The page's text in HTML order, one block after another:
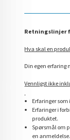
Retningslinjer
Hva skal en
Din egen erfaring
Vennligst ikke
Erfaringer
Erfaringer i
produktet.
Spørsmål om
en